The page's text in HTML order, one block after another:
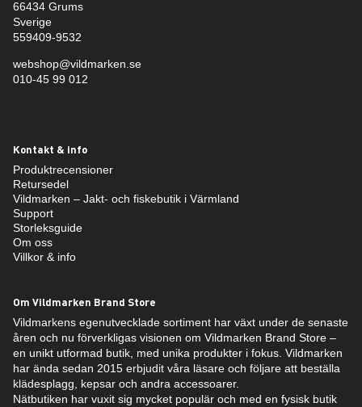
66434 Grums
Sverige
559409-9532
webshop@vildmarken.se
010-45 99 012
Kontakt & info
Produktrecensioner
Retursedel
Vildmarken – Jakt- och fiskebutik i Värmland
Support
Storleksguide
Om oss
Villkor & info
Om Vildmarken Brand Store
Vildmarkens egenutvecklade sortiment har växt under de senaste
åren och nu förverkligas visionen om Vildmarken Brand Store –
en unikt utformad butik, med unika produkter i fokus. Vildmarken
har ända sedan 2015 erbjudit våra läsare och följare att beställa
klädesplagg, kepsar och andra accessoarer.
Nätbutiken har vuxit sig mycket populär och med en fysisk butik